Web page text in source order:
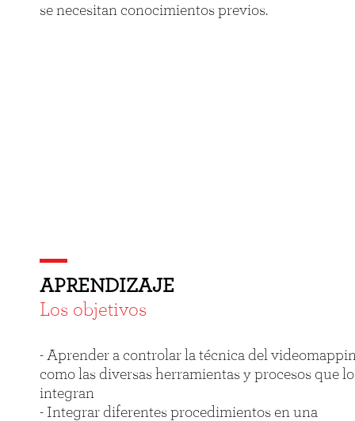
se necesitan conocimientos previos.
APRENDIZAJE
Los objetivos
- Aprender a controlar la técnica del
como las diversas herramientas y procesos que lo
integran
- Integrar diferentes procedimientos en una